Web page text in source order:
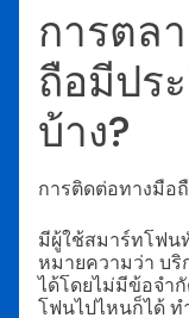
การตล
ถือมีปร
บ้าง?
การติดต่อทางมือ
มีผู้ใช้สมาร์ทโฟน
หมายความว่า บริ
ได้โดยไม่มีข้อจำ
โฟนไปไหนก็ได้ ท